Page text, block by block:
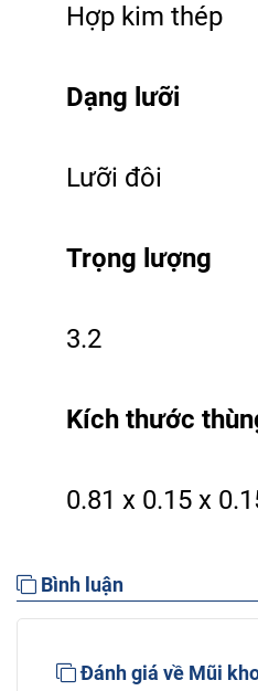
Hợp kim thép
Dạng lưỡi
Lưỡi đôi
Trọng lượng
3.2
Kích thước
0.81 x 0.15 x
Bình luận
Đánh giá về Mũi